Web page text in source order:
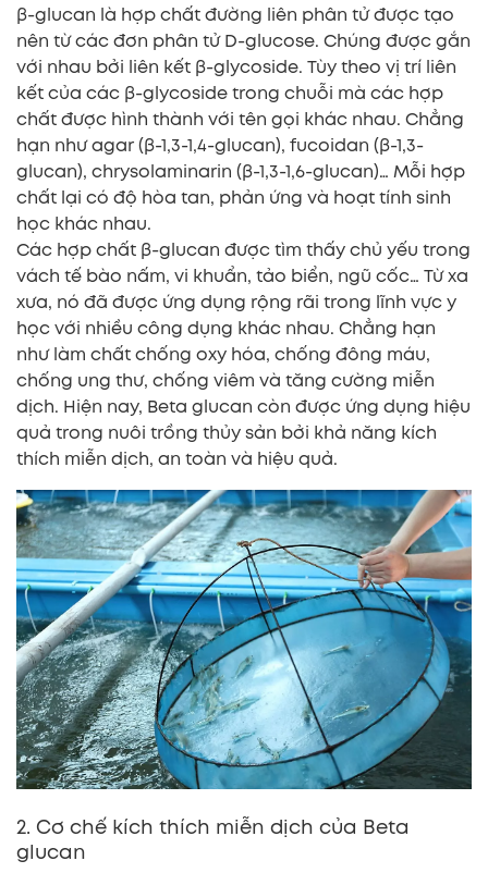
β-glucan là hợp chất đường liên phân tử được tạo
nên từ các đơn phân tử D-glucose. Chúng được gắn
với nhau bởi liên kết β-glycoside. Tùy theo vị trí liên
kết của các β-glycoside trong chuỗi mà các hợp
chất được hình thành với tên gọi khác nhau. Chẳng
hạn như agar (β-1,3-1,4-glucan), fucoidan (β-1,3-
glucan), chrysolaminarin (β-1,3-1,6-glucan)… Mỗi hợp
chất lại có độ hòa tan, phản ứng và hoạt tính sinh
học khác nhau.
Các hợp chất β-glucan được tìm thấy chủ yếu trong
vách tế bào nấm, vi khuẩn, tảo biển, ngũ cốc… Từ xa
xưa, nó đã được ứng dụng rộng rãi trong lĩnh vực y
học với nhiều công dụng khác nhau. Chẳng hạn
như làm chất chống oxy hóa, chống đông máu,
chống ung thư, chống viêm và tăng cường miễn
dịch. Hiện nay, Beta glucan còn được ứng dụng hiệu
quả trong nuôi trồng thủy sản bởi khả năng kích
thích miễn dịch, an toàn và hiệu quả.
2. Cơ chế kích thích miễn dịch của Beta
glucan